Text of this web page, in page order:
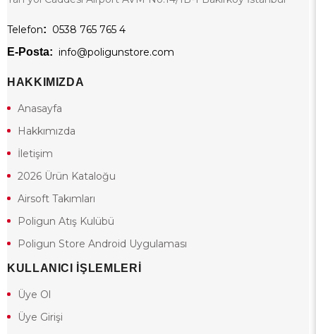
Telefon: 0538 765 765 4
E-Posta: info@poligunstore.com
HAKKIMIZDA
Anasayfa
Hakkımızda
İletişim
2026 Ürün Kataloğu
Airsoft Takımları
Poligun Atış Kulübü
Poligun Store Android Uygulaması
KULLANICI İŞLEMLERİ
Üye Ol
Üye Girişi